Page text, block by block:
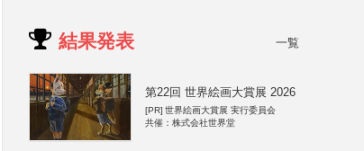
結果発表 一覧
第22回 世界絵画大賞展 2026
[PR] 世界絵画大賞展 実行委員会
共催：株式会社世界堂